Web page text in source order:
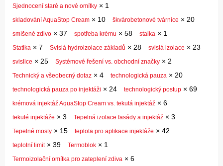
Sjednocení staré a nové omítky × 1
skladování AquaStop Cream × 10 škvárobetonové tvárnice × 20
smíšené zdivo × 37 spotřeba krému × 58 staika × 1
Statika × 7 Svislá hydroizolace základů × 28 svislá izolace × 23
svislice × 25 Systémové řešení vs. obchodní značky × 2
Technický a všeobecný dotaz × 4 technologická pauza × 20
technologická pauza po injektáži × 24 technologický postup × 69
krémová injektáž AquaStop Cream vs. tekutá injektáž × 6
tekuté injektáže × 3 Tepelná izolace fasády a injektáž × 3
Tepelné mosty × 15 teplota pro aplikace injektáže × 42
teplotní limit× 39 Termoblok × 1
Termoizolační omítka pro zateplení zdiva × 6